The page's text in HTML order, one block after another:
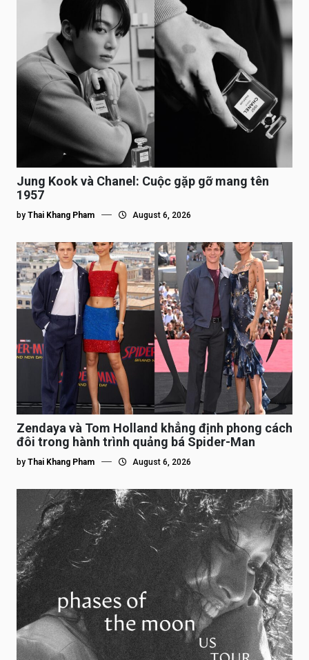
Jung Kook và Chanel: Cuộc gặp gỡ mang tên
1957
by Thai Khang Pham August 6, 2026
Zendaya và Tom Holland khẳng định phong cách
đôi trong hành trình quảng bá Spider-Man
by Thai Khang Pham August 6, 2026